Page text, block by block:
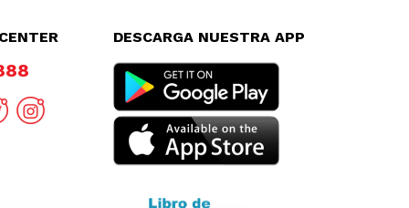
DESCARGA NUESTRA APP